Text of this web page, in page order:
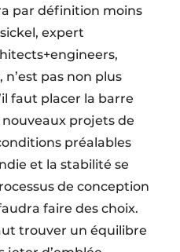
par définition moins
expert
pas non plus
faut placer la barre
projets de
préalables
et la stabilité se
de conception
faire des choix.
trouver un équilibre